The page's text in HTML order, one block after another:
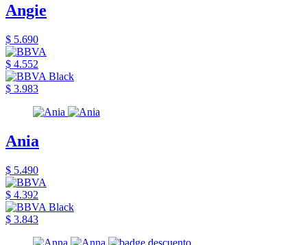
Angie
$ 5.690
$ 4.552
$ 3.983
Ania
$ 5.490
$ 4.392
$ 3.843